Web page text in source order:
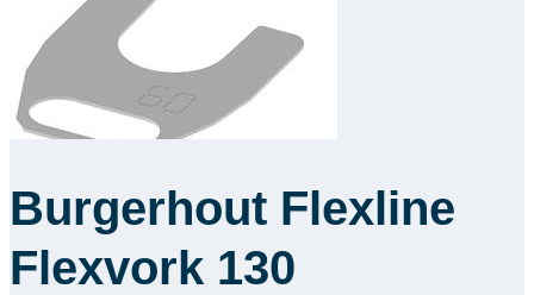
Burgerhout Flexline
Flexvork 130